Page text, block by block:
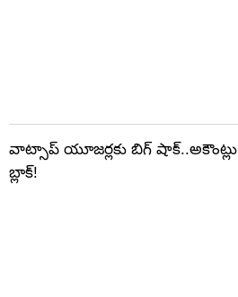
వాట్సాప్‌ యూజర్లకు బిగ్ షాక్..అకౌంట్లు
బ్లాక్!